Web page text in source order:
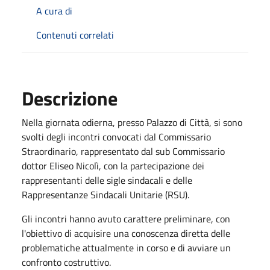
A cura di
Contenuti correlati
Descrizione
Nella giornata odierna, presso Palazzo di Città, si sono
svolti degli incontri convocati dal Commissario
Straordinario, rappresentato dal sub Commissario
dottor Eliseo Nicolì, con la partecipazione dei
rappresentanti delle sigle sindacali e delle
Rappresentanze Sindacali Unitarie (RSU).
Gli incontri hanno avuto carattere preliminare, con
l'obiettivo di acquisire una conoscenza diretta delle
problematiche attualmente in corso e di avviare un
confronto costruttivo.